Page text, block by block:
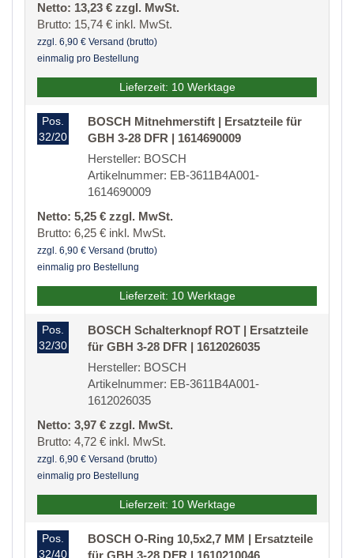
Netto: 13,23 € zzgl. MwSt.
Brutto: 15,74 € inkl. MwSt.
zzgl. 6,90 € Versand (brutto)
einmalig pro Bestellung
Lieferzeit: 10 Werktage
Pos.
32/20
BOSCH Mitnehmerstift | Ersatzteile für
GBH 3-28 DFR | 1614690009
Hersteller: BOSCH
Artikelnummer: EB-3611B4A001-
1614690009
Netto: 5,25 € zzgl. MwSt.
Brutto: 6,25 € inkl. MwSt.
zzgl. 6,90 € Versand (brutto)
einmalig pro Bestellung
Lieferzeit: 10 Werktage
Pos.
32/30
BOSCH Schalterknopf ROT | Ersatzteile
für GBH 3-28 DFR | 1612026035
Hersteller: BOSCH
Artikelnummer: EB-3611B4A001-
1612026035
Netto: 3,97 € zzgl. MwSt.
Brutto: 4,72 € inkl. MwSt.
zzgl. 6,90 € Versand (brutto)
einmalig pro Bestellung
Lieferzeit: 10 Werktage
Pos.
32/40
BOSCH O-Ring 10,5x2,7 MM | Ersatzteile